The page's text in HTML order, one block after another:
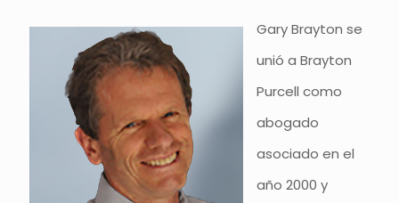
Gary Brayton se
unió a Brayton
Purcell como
abogado
asociado en el
año 2000 y